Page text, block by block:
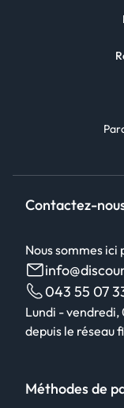
Contactez-
Nous sommes ici
043 55 07
Lundi -
depuis le réseau
Méthodes de